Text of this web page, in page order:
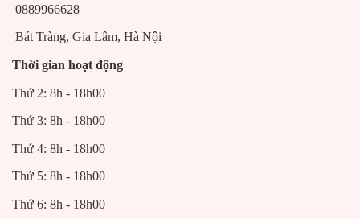
0889966628
Bát Tràng, Gia Lâm, Hà Nội
Thời gian hoạt động
Thứ 2: 8h - 18h00
Thứ 3: 8h - 18h00
Thứ 4: 8h - 18h00
Thứ 5: 8h - 18h00
Thứ 6: 8h - 18h00